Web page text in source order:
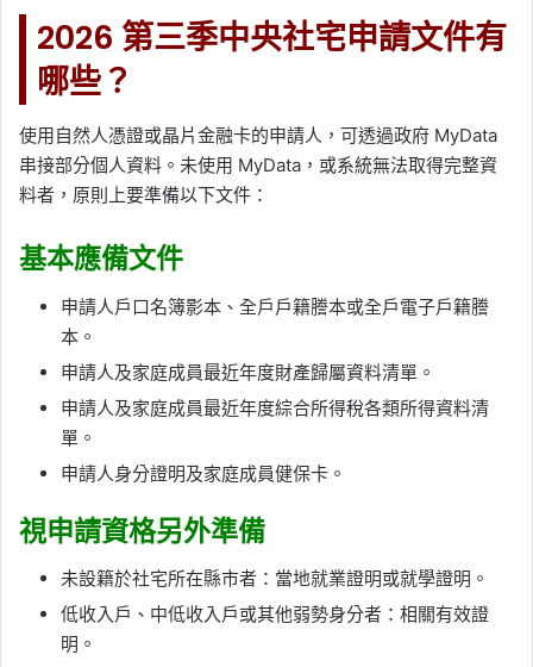
2026 第三季中央社宅申請文件有
哪些？
使用自然人憑證或晶片金融卡的申請人，可透過政府 MyData
串接部分個人資料。未使用 MyData，或系統無法取得完整資
料者，原則上要準備以下文件：
基本應備文件
申請人戶口名簿影本、全戶戶籍謄本或全戶電子戶籍謄
本。
申請人及家庭成員最近年度財產歸屬資料清單。
申請人及家庭成員最近年度綜合所得稅各類所得資料清
單。
申請人身分證明及家庭成員健保卡。
視申請資格另外準備
未設籍於社宅所在縣市者：當地就業證明或就學證明。
低收入戶、中低收入戶或其他弱勢身分者：相關有效證
明。